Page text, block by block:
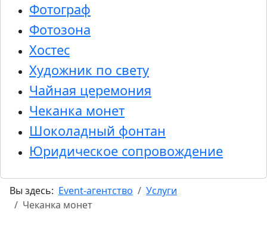
Фотограф
Фотозона
Хостес
Художник по свету
Чайная церемония
Чеканка монет
Шоколадный фонтан
Юридическое сопровождение
Вы здесь: Event-агентство
Услуги
Чеканка монет